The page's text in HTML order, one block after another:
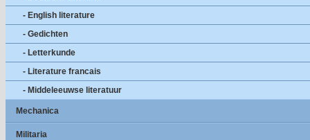
- English literature
- Gedichten
- Letterkunde
- Literature francais
- Middeleeuwse literatuur
Mechanica
Militaria